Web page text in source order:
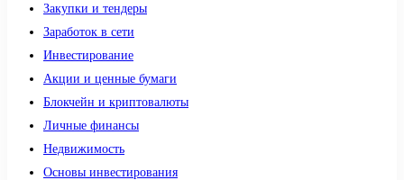
Закупки и тендеры
Заработок в сети
Инвестирование
Акции и ценные бумаги
Блокчейн и криптовалюты
Личные финансы
Недвижимость
Основы инвестирования